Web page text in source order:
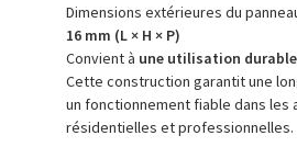
Dimensions extérieures du
16 mm (L × H × P)
Convient à une utilisation
Cette construction garantit une
un fonctionnement fiable dans les
résidentielles et professionnelles.